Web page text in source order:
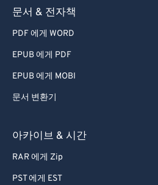
문서 & 전자책
PDF 에게 WORD
EPUB 에게 PDF
EPUB 에게 MOBI
문서 변환기
아카이브 & 시간
RAR 에게 Zip
PST 에게 EST